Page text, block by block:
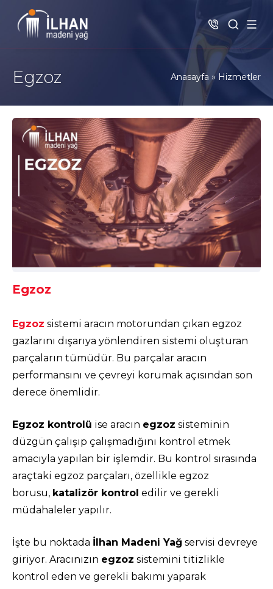
Egzoz Anasayfa » Hizmetler
Egzoz
Egzoz sistemi aracın motorundan çıkan egzoz
gazlarını dışarıya yönlendiren sistemi oluşturan
parçaların tümüdür. Bu parçalar aracın
performansını ve çevreyi korumak açısından son
derece önemlidir.
Egzoz kontrolü ise aracın egzoz sisteminin
düzgün çalışıp çalışmadığını kontrol etmek
amacıyla yapılan bir işlemdir. Bu kontrol sırasında
araçtaki egzoz parçaları, özellikle egzoz
borusu, katalizör kontrol edilir ve gerekli
müdahaleler yapılır.
İşte bu noktada İlhan Madeni Yağ servisi devreye
giriyor. Aracınızın egzoz sistemini titizlikle
kontrol eden ve gerekli bakımı yaparak